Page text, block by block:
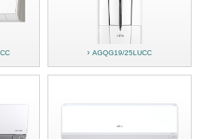
AGQG19/25LUCC